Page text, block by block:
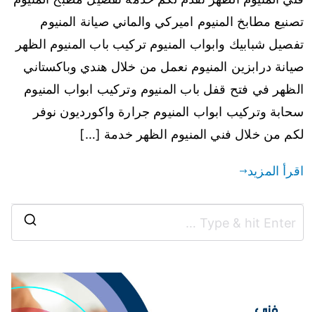
تصنيع مطابخ المنيوم اميركي والماني صيانة المنيوم
تفصيل شبابيك وابواب المنيوم تركيب باب المنيوم الظهر
صيانة درابزين المنيوم نعمل من خلال هندي وباكستاني
الظهر في فتح قفل باب المنيوم وتركيب ابواب المنيوم
سحابة وتركيب ابواب المنيوم جرارة واكورديون نوفر
لكم من خلال فني المنيوم الظهر خدمة […]
اقرأ المزيد